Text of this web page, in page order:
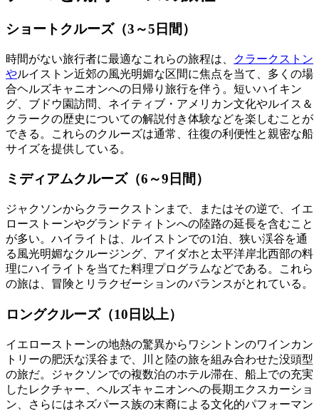
ショートクルーズ（3～5日間）
時間がない旅行者に最適なこれらの旅程は、
クラークストン
やルイストン近郊の風光明媚な区間に焦点を当て、多くの場
合ヘルズキャニオンへの日帰り旅行を伴う。短いハイキン
グ、ブドウ園訪問、ネイティブ・アメリカン文化やルイス＆
クラークの歴史についての解説付き体験などを楽しむことが
できる。これらのクルーズは通常、往復の利便性と親密な船
サイズを提供している。
ミディアムクルーズ（6～9日間）
ジャクソンからクラークストンまで、またはその逆で、イエ
ローストーンやグランドティトンへの陸路の延長を含むこと
が多い。ハイライトは、ルイストンでの1泊、狭い渓谷を通
る風光明媚なクルージング、アイダホと太平洋岸北西部の料
理にハイライトを当てた料理プログラムなどである。これら
の旅は、冒険とリラクゼーションのバランスがとれている。
ロングクルーズ（10日以上）
イエローストーンの地熱の驚異からワシントンのワインカン
トリーの肥沃な渓谷まで、川と陸の旅を組み合わせた没頭型
の旅だ。ジャクソンでの複数泊のホテル滞在、船上での充実
したレクチャー、ヘルズキャニオンへの長期エクスカーショ
ン、さらにはネズパース族の末裔による文化的パフォーマン